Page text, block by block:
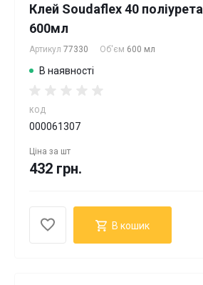
Клей Soudaflex 40
600мл
Артикул 77330 Об'єм 600 мл
В наявності
КОД
000061307
Ціна за шт
432 грн.
В кошик